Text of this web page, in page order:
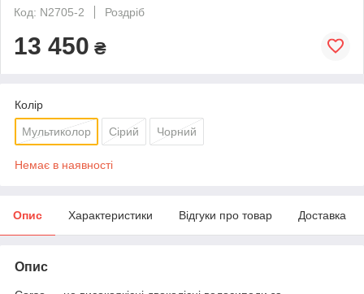
Код: N2705-2
Роздріб
13 450 ₴
Колір
Мультиколор Сірий Чорний
Немає в наявності
Опис Характеристики Відгуки про товар Доставка
Опис